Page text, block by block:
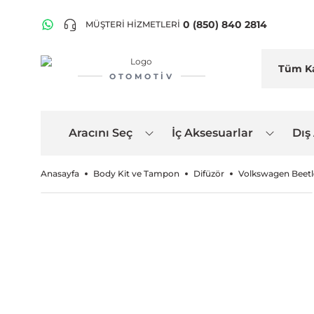
MÜŞTERİ HİZMETLERİ 0 (850) 840 2814
OTOMOTIV
Aracını Seç İç Aksesuarlar
Anasayfa Body Kit ve Tampon Difüzör Volkswagen